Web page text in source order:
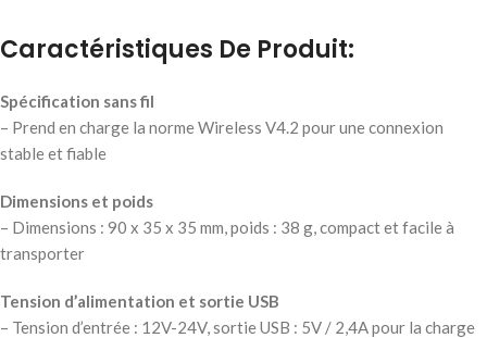
Caractéristiques De Produit:
Spécification sans fil
– Prend en charge la norme Wireless V4.2 pour une connexion
stable et fiable
Dimensions et poids
– Dimensions : 90 x 35 x 35 mm, poids : 38 g, compact et facile à
transporter
Tension d’alimentation et sortie USB
– Tension d’entrée : 12V-24V, sortie USB : 5V / 2,4A pour la charge